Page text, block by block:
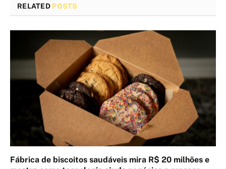
RELATED POSTS
Fábrica de biscoitos saudáveis mira R$ 20 milhões e